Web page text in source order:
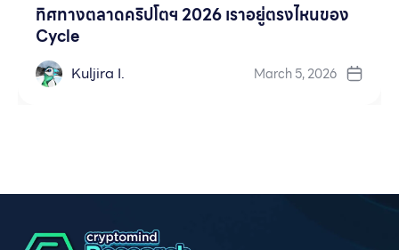
ทิศทางตลาดคริปโตฯ 2026 เราอยู่ตรงไหนของ
Cycle
Kuljira I. March 5, 2026